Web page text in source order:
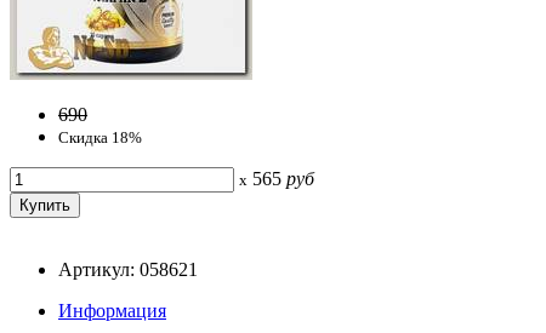
690
Скидка 18%
x 565 руб
Артикул: 058621
Информация